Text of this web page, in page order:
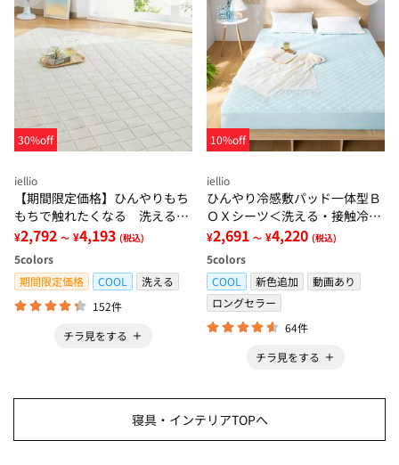
30%off
iellio
【期間限定価格】ひんやりもち
もちで触れたくなる 洗えるラ
グ＜低反発・滑りにくい・接触
冷感・防ダニ・カーペット＞
¥2,792 ～ ¥4,193 (税込)
5colors
期間限定価格
COOL
洗える
152件
チラ見をする
10%off
iellio
ひんやり冷感敷パッド一体型Ｂ
ＯＸシーツ＜洗える・接触冷
感・抗菌防臭・時短・家事楽・
ボックスシーツ・寝苦しさ対策
＞
¥2,691 ～ ¥4,220 (税込)
5colors
COOL
新色追加
動画あり
ロングセラー
64件
チラ見をする
寝具・インテリアTOPへ